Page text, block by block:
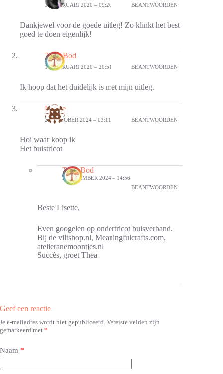
12 FEBRUARI 2020 – 09:20 BEANTWOORDEN
Dankjewel voor de goede uitleg! Zo klinkt het best
goed te doen eigenlijk!
Thea Bod
14 FEBRUARI 2020 – 20:51 BEANTWOORDEN
Ik hoop dat het duidelijk is met mijn uitleg.
Lisette
25 OKTOBER 2024 – 03:11 BEANTWOORDEN
Hoi waar koop ik
Het buistricot
Thea Bod
2 NOVEMBER 2024 – 14:56
BEANTWOORDEN
Beste Lisette,
Even googelen op ondertricot buisverband.
Bij de viltshop.nl, Meaningfulcrafts.com,
atelieranemoontjes.nl
Succès, groet Thea
Geef een reactie
Je e-mailadres wordt niet gepubliceerd. Vereiste velden zijn
gemarkeerd met *
Naam *
A
l
e
r
n